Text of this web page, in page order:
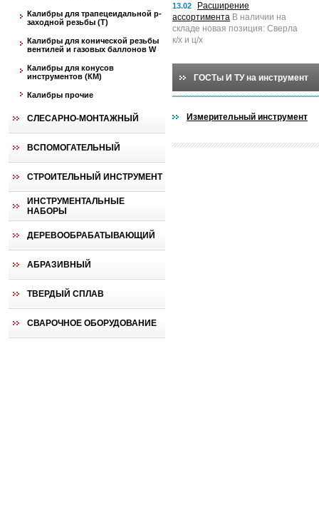
Калибры для трапецеидальной p-
заходной резьбы (T)
Калибры для конической резьбы
вентилей и газовых баллонов W
Калибры для конусов
инструментов (КМ)
Калибры прочие
СЛЕСАРНО-МОНТАЖНЫЙ
ВСПОМОГАТЕЛЬНЫЙ
СТРОИТЕЛЬНЫЙ ИНСТРУМЕНТ
ИНСТРУМЕНТАЛЬНЫЕ
НАБОРЫ
ДЕРЕВООБРАБАТЫВАЮЩИЙ
АБРАЗИВНЫЙ
ТВЕРДЫЙ СПЛАВ
СВАРОЧНОЕ ОБОРУДОВАНИЕ
13.02
Расширение
ассортимента В наличии на
складе новая позиция: Сверла
к/х и ц/х
ГОСТы И ТУ на инструмент
Измерительный инструмент